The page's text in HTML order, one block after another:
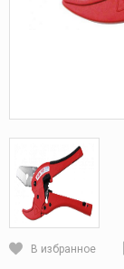
В избранное